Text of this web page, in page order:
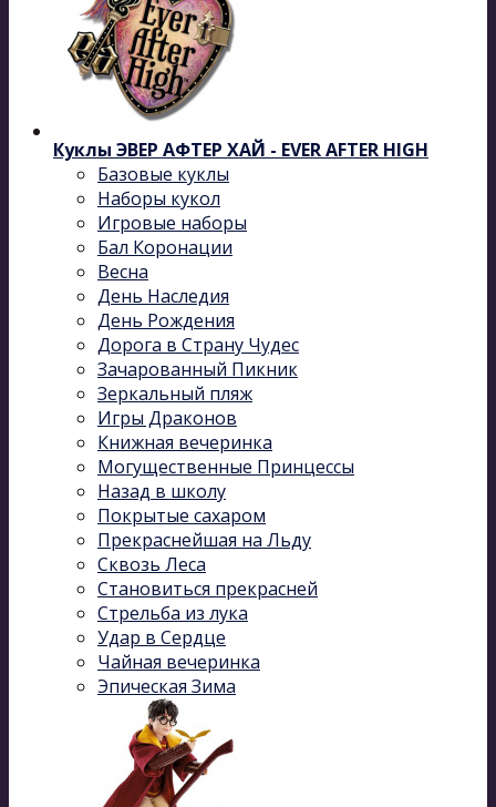
Куклы ЭВЕР АФТЕР ХАЙ - EVER AFTER HIGH
Базовые куклы
Наборы кукол
Игровые наборы
Бал Коронации
Весна
День Наследия
День Рождения
Дорога в Страну Чудес
Зачарованный Пикник
Зеркальный пляж
Игры Драконов
Книжная вечеринка
Могущественные Принцессы
Назад в школу
Покрытые сахаром
Прекраснейшая на Льду
Сквозь Леса
Становиться прекрасней
Стрельба из лука
Удар в Сердце
Чайная вечеринка
Эпическая Зима